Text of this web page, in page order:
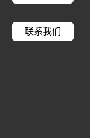
联系我们